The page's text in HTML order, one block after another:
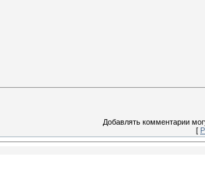
Добавлять комментарии
[